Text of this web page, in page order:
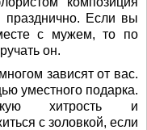
празднично. Если вы
с мужем, то по
он.
зависят от вас.
уместного подарка.
хитрость и
с золовкой, если